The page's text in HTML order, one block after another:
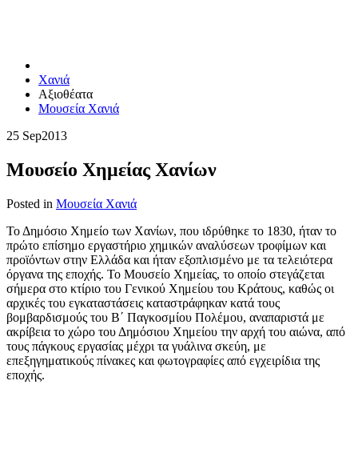
Χανιά
Αξιοθέατα
Μουσεία Χανιά
25 Sep2013
Μουσείο Χημείας Χανίων
Posted in Μουσεία Χανιά
Το Δημόσιο Χημείο των Χανίων, που ιδρύθηκε το 1830, ήταν το
πρώτο επίσημο εργαστήριο χημικών αναλύσεων τροφίμων και
προϊόντων στην Ελλάδα και ήταν εξοπλισμένο με τα τελειότερα
όργανα της εποχής. Το Μουσείο Χημείας, το οποίο στεγάζεται
σήμερα στο κτίριο του Γενικού Χημείου του Κράτους, καθώς οι
αρχικές του εγκαταστάσεις καταστράφηκαν κατά τους
βομβαρδισμούς του Β΄ Παγκοσμίου Πολέμου, αναπαριστά με
ακρίβεια το χώρο του Δημόσιου Χημείου την αρχή του αιώνα, από
τους πάγκους εργασίας μέχρι τα γυάλινα σκεύη, με
επεξηγηματικούς πίνακες και φωτογραφίες από εγχειρίδια της
εποχής.